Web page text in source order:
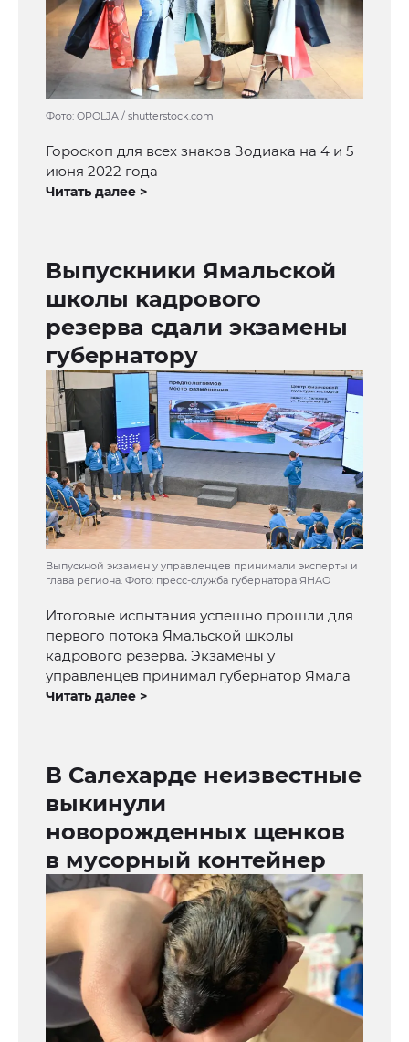
Фото: OPOLJA / shutterstock.com
Гороскоп для всех знаков Зодиака на 4 и 5
июня 2022 года
Читать далее >
Выпускники Ямальской
школы кадрового
резерва сдали экзамены
губернатору
Выпускной экзамен у управленцев принимали эксперты и
глава региона. Фото: пресс-служба губернатора ЯНАО
Итоговые испытания успешно прошли для
первого потока Ямальской школы
кадрового резерва. Экзамены у
управленцев принимал губернатор Ямала
Читать далее >
В Салехарде неизвестные
выкинули
новорожденных щенков
в мусорный контейнер